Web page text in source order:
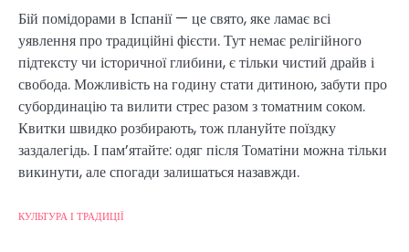
Бій помідорами в Іспанії — це свято, яке ламає всі
уявлення про традиційні фієсти. Тут немає релігійного
підтексту чи історичної глибини, є тільки чистий драйв і
свобода. Можливість на годину стати дитиною, забути про
субординацію та вилити стрес разом з томатним соком.
Квитки швидко розбирають, тож плануйте поїздку
заздалегідь. І пам’ятайте: одяг після Томатіни можна тільки
викинути, але спогади залишаться назавжди.
КУЛЬТУРА І ТРАДИЦІЇ